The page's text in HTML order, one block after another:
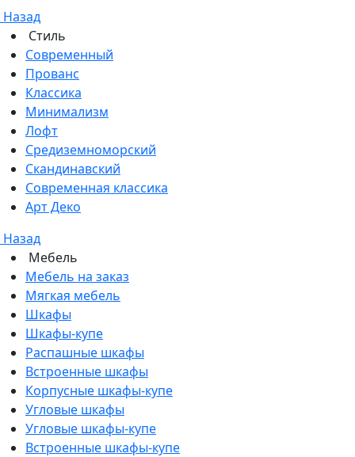
Назад
Стиль
Современный
Прованс
Классика
Минимализм
Лофт
Средиземноморский
Скандинавский
Современная классика
Арт Деко
Назад
Мебель
Мебель на заказ
Мягкая мебель
Шкафы
Шкафы-купе
Распашные шкафы
Встроенные шкафы
Корпусные шкафы-купе
Угловые шкафы
Угловые шкафы-купе
Встроенные шкафы-купе